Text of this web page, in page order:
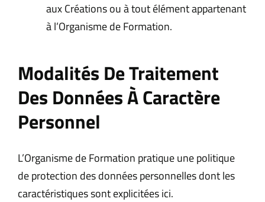
aux Créations ou à tout élément appartenant
à l’Organisme de Formation.
Modalités De Traitement
Des Données À Caractère
Personnel
L’Organisme de Formation pratique une politique
de protection des données personnelles dont les
caractéristiques sont explicitées ici.